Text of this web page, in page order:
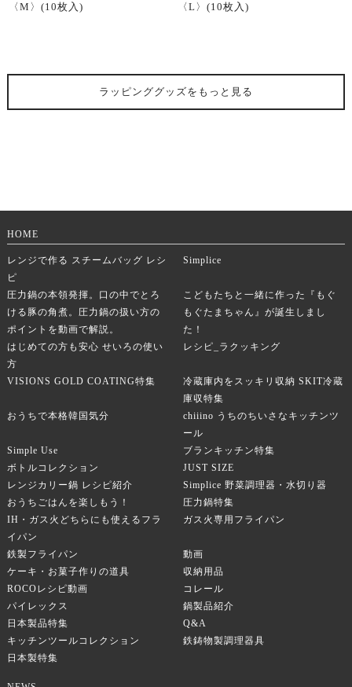
〈M〉(10枚入)
〈L〉(10枚入)
ラッピンググッズをもっと見る
HOME
レンジで作る スチームバッグ レシ
ピ
Simplice
圧力鍋の本領発揮。口の中でとろ
ける豚の角煮。圧力鍋の扱い方の
ポイントを動画で解説。
こどもたちと一緒に作った『もぐ
もぐたまちゃん』が誕生しまし
た！
はじめての方も安心 せいろの使い
方
レシピ_ラクッキング
VISIONS GOLD COATING特集
冷蔵庫内をスッキリ収納 SKIT冷蔵
庫収特集
おうちで本格韓国気分
chiiino うちのちいさなキッチンツ
ール
Simple Use
ブランキッチン特集
ボトルコレクション
JUST SIZE
レンジカリー鍋 レシピ紹介
Simplice 野菜調理器・水切り器
おうちごはんを楽しもう！
圧力鍋特集
IH・ガス火どちらにも使えるフラ
イパン
ガス火専用フライパン
鉄製フライパン
動画
ケーキ・お菓子作りの道具
収納用品
ROCOレシピ動画
コレール
パイレックス
鍋製品紹介
日本製品特集
Q&A
キッチンツールコレクション
鉄鋳物製調理器具
日本製特集